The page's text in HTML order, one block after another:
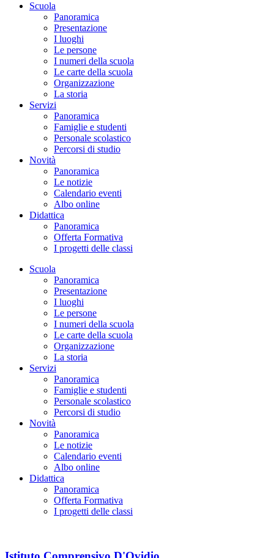
Scuola
Panoramica
Presentazione
I luoghi
Le persone
I numeri della scuola
Le carte della scuola
Organizzazione
La storia
Servizi
Panoramica
Famiglie e studenti
Personale scolastico
Percorsi di studio
Novità
Panoramica
Le notizie
Calendario eventi
Albo online
Didattica
Panoramica
Offerta Formativa
I progetti delle classi
Scuola
Panoramica
Presentazione
I luoghi
Le persone
I numeri della scuola
Le carte della scuola
Organizzazione
La storia
Servizi
Panoramica
Famiglie e studenti
Personale scolastico
Percorsi di studio
Novità
Panoramica
Le notizie
Calendario eventi
Albo online
Didattica
Panoramica
Offerta Formativa
I progetti delle classi